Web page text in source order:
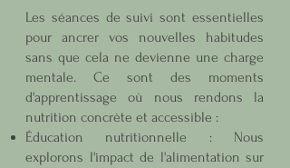
Les séances de suivi sont essentielles
pour ancrer vos nouvelles habitudes
sans que cela ne devienne une charge
mentale. Ce sont des moments
d'apprentissage où nous rendons la
nutrition concrète et accessible :
Éducation nutritionnelle : Nous
explorons l'impact de l'alimentation sur